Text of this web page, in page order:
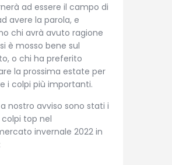
ad essere il campo di
avere la parola, e
chi avrà avuto ragione
è mosso bene sul
o chi ha preferito
la prossima estate per
i colpi più importanti.
nostro avviso sono stati i
top nel
invernale 2022 in